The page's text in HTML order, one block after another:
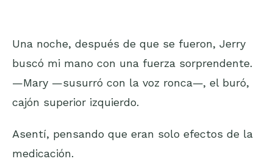
Una noche, después de que se fueron, Jerry
buscó mi mano con una fuerza sorprendente.
—Mary —susurró con la voz ronca—, el buró,
cajón superior izquierdo.
Asentí, pensando que eran solo efectos de la
medicación.